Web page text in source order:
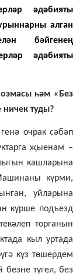
әдәбияты
алган
бәйгенең
әдәбияты
һәм «Без
ничек туды?
очрак сәбәп
җыенам –
кашларына
күрми,
уйларына
күрше подъезд
торганын
кыл уртада
күз төшердем
безне түгел, без